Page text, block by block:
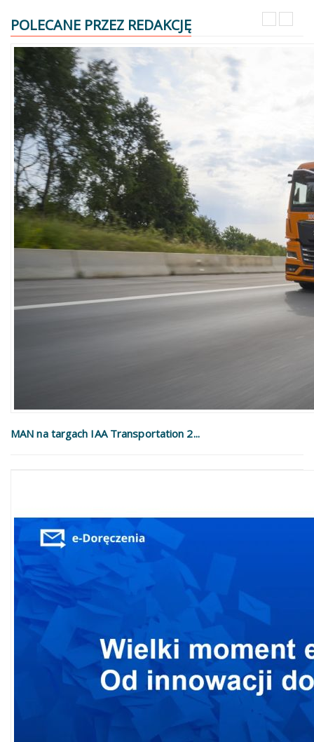
POLECANE PRZEZ REDAKCJĘ
MAN na targach IAA Transportation 2...